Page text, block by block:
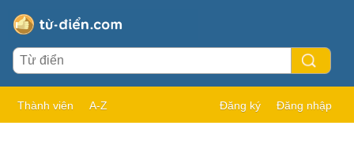
Thành viên A-Z Đăng ký Đăng nhập